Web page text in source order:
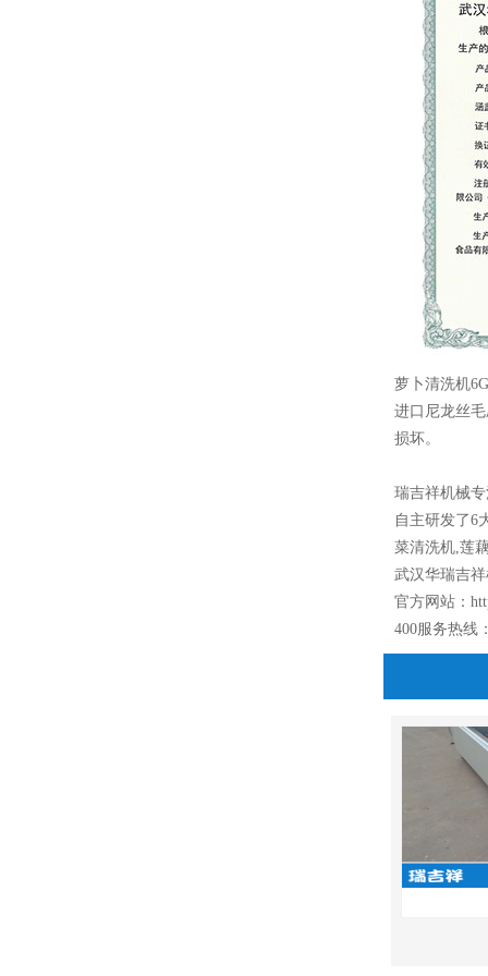
萝卜清洗机
进口尼龙丝
损坏。
瑞吉祥机械
自主研发了6
菜清洗机,莲
武汉华瑞吉
官方网站：
400服务热线